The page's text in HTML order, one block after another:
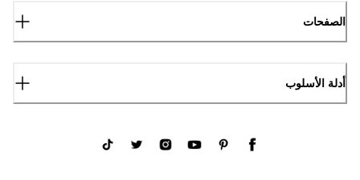
الصفحات
أدلة الأسلوب